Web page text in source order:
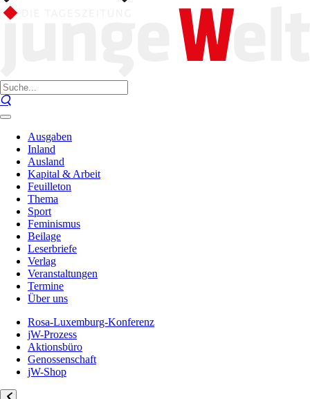
Ausgaben
Inland
Ausland
Kapital & Arbeit
Feuilleton
Thema
Sport
Feminismus
Beilage
Leserbriefe
Verlag
Veranstaltungen
Termine
Über uns
Rosa-Luxemburg-Konferenz
jW-Prozess
Aktionsbüro
Genossenschaft
jW-Shop